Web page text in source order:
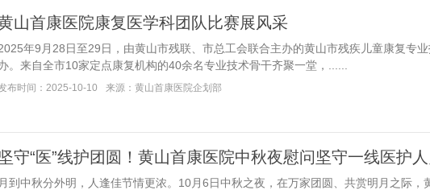
山首康医院康复医学科团队比赛展风采
年9月28日至29日，由黄山市残联、市总工会联合主办的黄山市残疾儿童康复专
。来自全市10家定点康复机构的40余名专业技术骨干齐聚一堂，......
布时间：2025-10-10 来源：黄山首康医院企划部
坚守“医”线护团圆！黄山首康医院中秋夜慰问坚守一线医护
月到中秋分外明，人逢佳节情更浓。10月6日中秋之夜，在万家团圆、共赏明月之际，